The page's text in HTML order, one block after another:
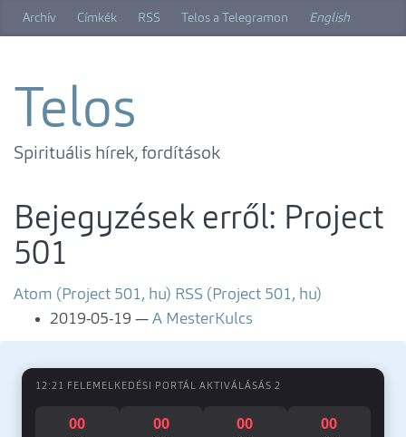
Archív Címkék RSS Telos a Telegramon English
Telos
Spirituális hírek, fordítások
Bejegyzések erről: Project
501
Atom (Project 501, hu) RSS (Project 501, hu)
2019-05-19
A MesterKulcs
12:21 FELEMELKEDÉSI PORTÁL AKTIVÁLÁSÁS 2
00 00 00 00